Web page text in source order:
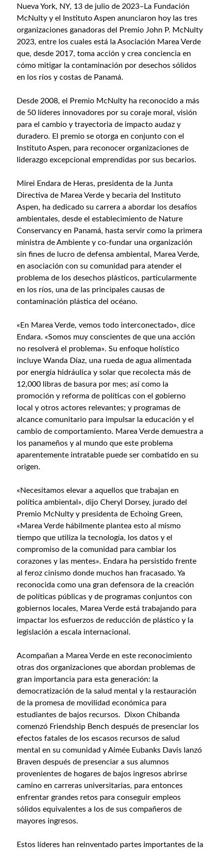
Nueva York, NY, 13 de julio de 2023–La Fundación
McNulty y el Instituto Aspen anunciaron hoy las tres
organizaciones ganadoras del Premio John P. McNulty
2023, entre los cuales está la Asociación Marea Verde
que, desde 2017, toma acción y crea conciencia en
cómo mitigar la contaminación por desechos sólidos
en los ríos y costas de Panamá.
Desde 2008, el Premio McNulty ha reconocido a más
de 50 líderes innovadores por su coraje moral, visión
para el cambio y trayectoria de impacto audaz y
duradero. El premio se otorga en conjunto con el
Instituto Aspen, para reconocer organizaciones de
liderazgo excepcional emprendidas por sus becarios.
Mirei Endara de Heras, presidenta de la Junta
Directiva de Marea Verde y becaria del Instituto
Aspen, ha dedicado su carrera a abordar los desafíos
ambientales, desde el establecimiento de Nature
Conservancy en Panamá, hasta servir como la primera
ministra de Ambiente y co-fundar una organización
sin fines de lucro de defensa ambiental, Marea Verde,
en asociación con su comunidad para atender el
problema de los desechos plásticos, particularmente
en los ríos, una de las principales causas de
contaminación plástica del océano.
«En Marea Verde, vemos todo interconectado», dice
Endara. «Somos muy conscientes de que una acción
no resolverá el problema». Su enfoque holístico
incluye Wanda Díaz, una rueda de agua alimentada
por energía hidráulica y solar que recolecta más de
12,000 libras de basura por mes; así como la
promoción y reforma de políticas con el gobierno
local y otros actores relevantes; y programas de
alcance comunitario para impulsar la educación y el
cambio de comportamiento. Marea Verde demuestra a
los panameños y al mundo que este problema
aparentemente intratable puede ser combatido en su
origen.
«Necesitamos elevar a aquellos que trabajan en
política ambiental», dijo Cheryl Dorsey, jurado del
Premio McNulty y presidenta de Echoing Green,
«Marea Verde hábilmente plantea esto al mismo
tiempo que utiliza la tecnología, los datos y el
compromiso de la comunidad para cambiar los
corazones y las mentes». Endara ha persistido frente
al feroz cinismo donde muchos han fracasado. Ya
reconocida como una gran defensora de la creación
de políticas públicas y de programas conjuntos con
gobiernos locales, Marea Verde está trabajando para
impactar los esfuerzos de reducción de plástico y la
legislación a escala internacional.
Acompañan a Marea Verde en este reconocimiento
otras dos organizaciones que abordan problemas de
gran importancia para esta generación: la
democratización de la salud mental y la restauración
de la promesa de movilidad económica para
estudiantes de bajos recursos. Dixon Chibanda
comenzó Friendship Bench después de presenciar los
efectos fatales de los escasos recursos de salud
mental en su comunidad y Aimée Eubanks Davis lanzó
Braven después de presenciar a sus alumnos
provenientes de hogares de bajos ingresos abrirse
camino en carreras universitarias, para entonces
enfrentar grandes retos para conseguir empleos
sólidos equivalentes a los de sus compañeros de
mayores ingresos.
Estos líderes han reinventado partes importantes de la